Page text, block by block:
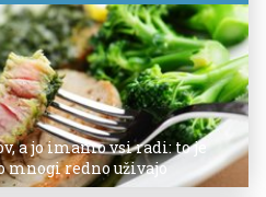
a jo imamo vsi radi: to je
mnogi redno uživajo